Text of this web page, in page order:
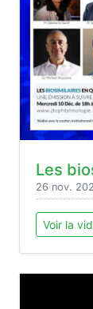
Les
26 nov.
Voir la